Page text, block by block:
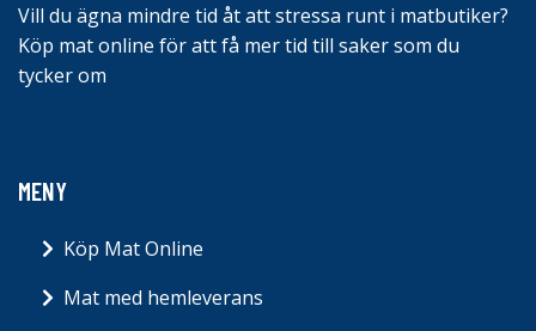
Vill du ägna mindre tid åt att stressa runt i matbutiker?
Köp mat online för att få mer tid till saker som du
tycker om
MENY
Köp Mat Online
Mat med hemleverans